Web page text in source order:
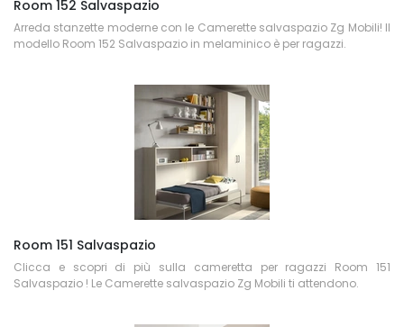
Room 152 Salvaspazio
Arreda stanzette moderne con le Camerette salvaspazio Zg Mobili! Il
modello Room 152 Salvaspazio in melaminico è per ragazzi.
Room 151 Salvaspazio
Clicca e scopri di più sulla cameretta per ragazzi Room 151
Salvaspazio ! Le Camerette salvaspazio Zg Mobili ti attendono.